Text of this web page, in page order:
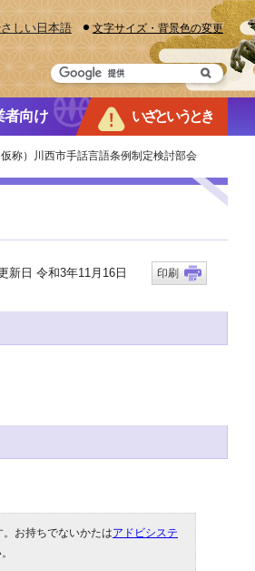
しい日本語 文字サイズ・背景色の変更
者向け いざというとき
称）川西市手話言語条例制定検討部会
日 令和3年11月16日 印刷
お持ちでないかたはアドビシステ